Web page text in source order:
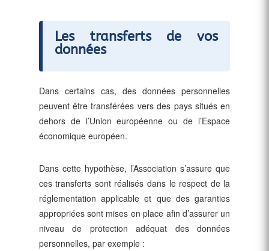
Les transferts de vos
données
Dans certains cas, des données personnelles
peuvent être transférées vers des pays situés en
dehors de l’Union européenne ou de l’Espace
économique européen.
Dans cette hypothèse, l’Association s’assure que
ces transferts sont réalisés dans le respect de la
réglementation applicable et que des garanties
appropriées sont mises en place afin d’assurer un
niveau de protection adéquat des données
personnelles, par exemple :